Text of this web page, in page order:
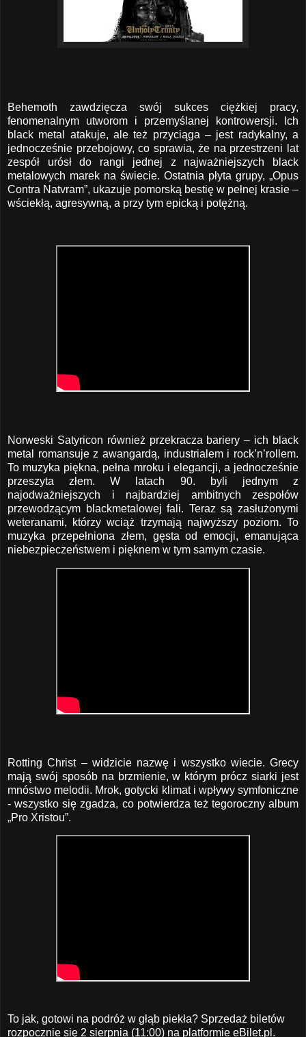
Behemoth zawdzięcza swój sukces ciężkiej pracy,
fenomenalnym utworom i przemyślanej kontrowersji. Ich
black metal atakuje, ale też przyciąga – jest radykalny, a
jednocześnie przebojowy, co sprawia, że na przestrzeni lat
zespół urósł do rangi jednej z najważniejszych black
metalowych marek na świecie. Ostatnia płyta grupy, „Opus
Contra Natvram”, ukazuje pomorską bestię w pełnej krasie –
wściekłą, agresywną, a przy tym epicką i potężną.
Norweski Satyricon również przekracza bariery – ich black
metal romansuje z awangardą, industrialem i rock’n’rollem.
To muzyka piękna, pełna mroku i elegancji, a jednocześnie
przeszyta złem. W latach 90. byli jednym z
najodważniejszych i najbardziej ambitnych zespołów
przewodzącym blackmetalowej fali. Teraz są zasłużonymi
weteranami, którzy wciąż trzymają najwyższy poziom. To
muzyka przepełniona złem, gęsta od emocji, emanująca
niebezpieczeństwem i pięknem w tym samym czasie.
Rotting Christ – widzicie nazwę i wszystko wiecie. Grecy
mają swój sposób na brzmienie, w którym prócz siarki jest
mnóstwo melodii. Mrok, gotycki klimat i wpływy symfoniczne
- wszystko się zgadza, co potwierdza też tegoroczny album
„Pro Xristou”.
To jak, gotowi na podróż w głąb piekła? Sprzedaż biletów
rozpocznie się 2 sierpnia (11:00) na platformie eBilet.pl .